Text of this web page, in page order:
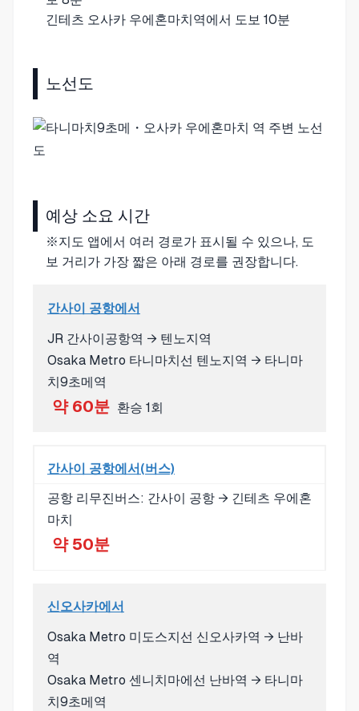
긴테츠 오사카 우에혼마치역에서 도보 10분
노선도
예상 소요 시간
※지도 앱에서 여러 경로가 표시될 수 있으나, 도
보 거리가 가장 짧은 아래 경로를 권장합니다.
간사이 공항에서
JR 간사이공항역 → 텐노지역
Osaka Metro 타니마치선 텐노지역 → 타니마
치9초메역
약 60분 환승 1회
간사이 공항에서(버스)
공항 리무진버스: 간사이 공항 → 긴테츠 우에혼
마치
약 50분
신오사카에서
Osaka Metro 미도스지선 신오사카역 → 난바
역
Osaka Metro 센니치마에선 난바역 → 타니마
치9초메역